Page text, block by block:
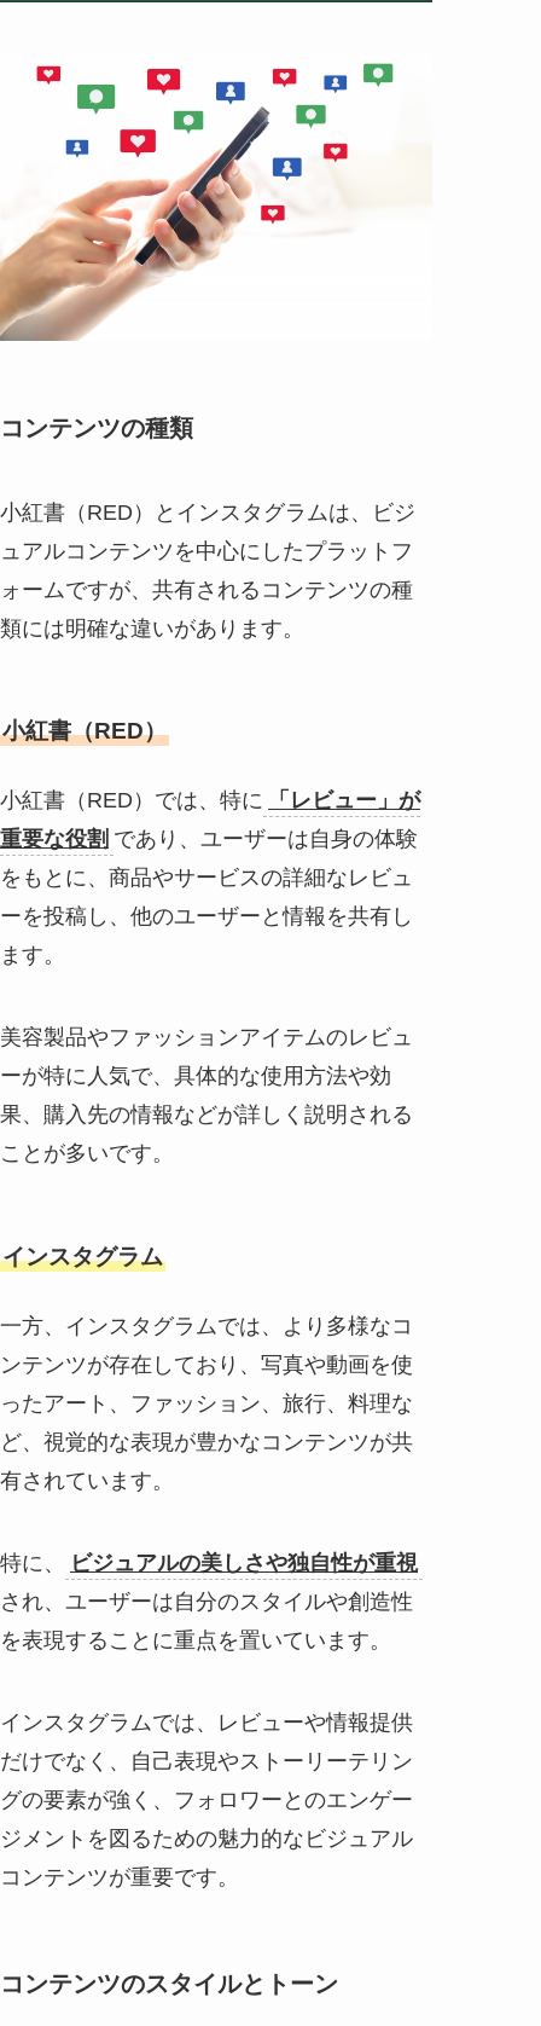
コンテンツの種類
小紅書（RED）とインスタグラムは、ビジ
ュアルコンテンツを中心にしたプラットフ
ォームですが、共有されるコンテンツの種
類には明確な違いがあります。
小紅書（RED）
小紅書（RED）では、特に
「レビュー」が
重要な役割 であり、ユーザーは自身の体験
をもとに、商品やサービスの詳細なレビュ
ーを投稿し、他のユーザーと情報を共有し
ます。
美容製品やファッションアイテムのレビュ
ーが特に人気で、具体的な使用方法や効
果、購入先の情報などが詳しく説明される
ことが多いです。
インスタグラム
一方、インスタグラムでは、より多様なコ
ンテンツが存在しており、写真や動画を使
ったアート、ファッション、旅行、料理な
ど、視覚的な表現が豊かなコンテンツが共
有されています。
特に、
ビジュアルの美しさや独自性が重視
され、ユーザーは自分のスタイルや創造性
を表現することに重点を置いています。
インスタグラムでは、レビューや情報提供
だけでなく、自己表現やストーリーテリン
グの要素が強く、フォロワーとのエンゲー
ジメントを図るための魅力的なビジュアル
コンテンツが重要です。
コンテンツのスタイルとトーン